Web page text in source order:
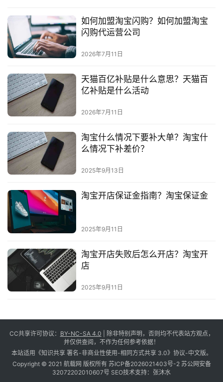
如何加盟淘宝闪购？如何加盟淘宝
闪购代运营公司
2026年7月11日
天猫百亿补贴是什么意思？天猫百
亿补贴是什么活动
2026年7月11日
淘宝什么情况下要补大单？淘宝什
么情况下补差价？
2025年9月13日
淘宝开店保证金指南？淘宝保证金
2025年9月11日
淘宝开店失败后怎么开店？淘宝开
店
2025年9月11日
CC共享许可协议： BY-NC-SA 4.0 | 除非特别声明，否则均不代表站方观点，
并仅供查阅，不作为任何参考依据！
本站适用《知识共享 署名-非商业性使用-相同方式共享 3.0》协议-中文版。
Copyright © 2021 航载网 版权所有 苏ICP备2026021403号-2 苏公网安备
32072202010607号 SEO技术支持： 张沐水